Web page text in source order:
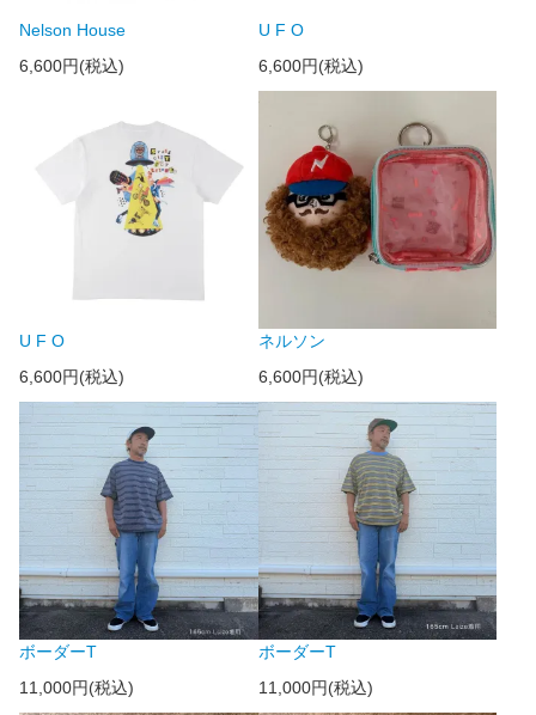
Nelson House
6,600円(税込)
U F O
6,600円(税込)
U F O
6,600円(税込)
ネルソン
6,600円(税込)
ボーダーT
11,000円(税込)
ボーダーT
11,000円(税込)